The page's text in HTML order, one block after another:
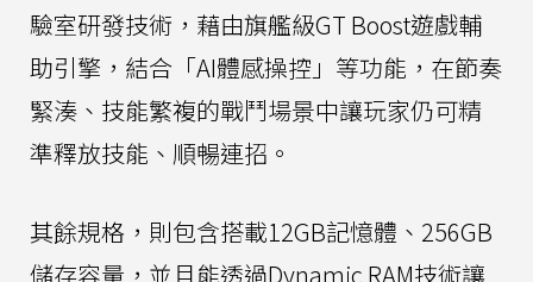
驗室研發技術，藉由旗艦級GT Boost遊戲輔
助引擎，結合「AI體感操控」等功能，在節奏
緊湊、技能繁複的戰鬥場景中讓玩家仍可精
準釋放技能、順暢連招。
其餘規格，則包含搭載12GB記憶體、256GB
儲存容量，並且能透過Dynamic RAM技術讓